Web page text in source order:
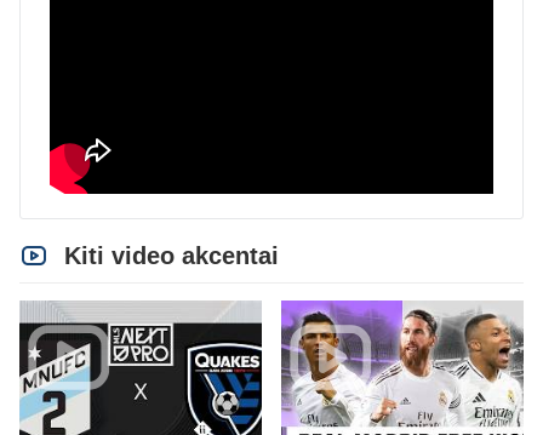
Kiti video akcentai